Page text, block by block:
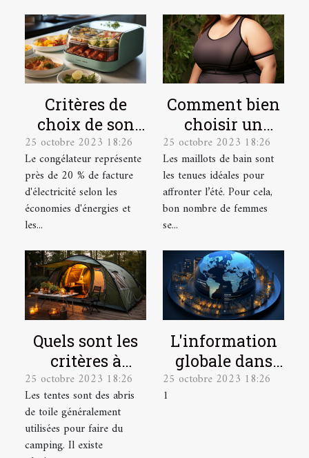
Critères de
choix de son
congélateur
25 octobre 2023 18:26
Le congélateur représente
près de 20 % de facture
d'électricité selon les
économies d'énergies et
les...
Comment bien
choisir un
maillot de bain
de grande
taille ?
25 octobre 2023 18:26
Les maillots de bain sont
les tenues idéales pour
affronter l’été. Pour cela,
bon nombre de femmes
se...
Quels sont les
critères à
prendre en
compte pour
bien choisir
une tente de
25 octobre 2023 18:26
Les tentes sont des abris
de toile généralement
utilisées pour faire du
camping. Il existe
L'information
globale dans
une seule
25 octobre 2023 18:26
1